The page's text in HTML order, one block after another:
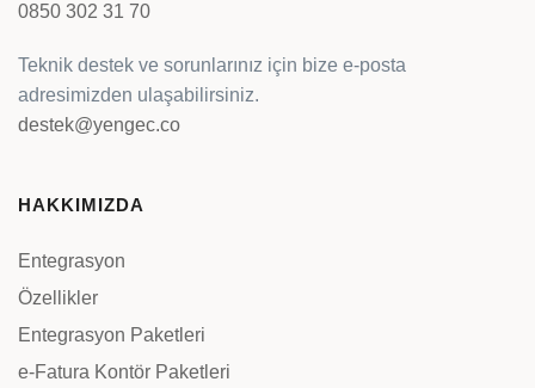
0850 302 31 70
Teknik destek ve sorunlarınız için bize e-posta
adresimizden ulaşabilirsiniz.
destek@yengec.co
HAKKIMIZDA
Entegrasyon
Özellikler
Entegrasyon Paketleri
e-Fatura Kontör Paketleri